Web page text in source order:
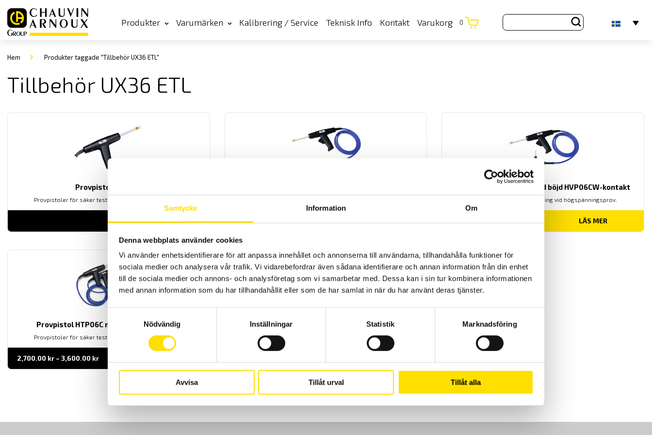
Samtycke Information Om
Denna webbplats använder cookies
Vi använder enhetsidentifierare för att anpassa innehållet och annonserna till användarna, tillhandahålla funktioner för
sociala medier och analysera vår trafik. Vi vidarebefordrar även sådana identifierare och annan information från din enhet
till de sociala medier och annons- och analysföretag som vi samarbetar med. Dessa kan i sin tur kombinera informationen
med annan information som du har tillhandahållit eller som de har samlat in när du har använt deras tjänster.
Nödvändig
Inställningar Statistik Marknadsföring
Avvisa Tillåt urval Tillåt alla
Produkter Varumärken Kalibrering / Service Teknisk Info Kontakt Varukorg 0
Hem Produkter taggade "Tillbehör UX36 ETL"
Tillbehör UX36 ETL
Provpistol HTP06C
Provpistoler för säker testning vid högspänningsprov.
LÄS MER
Provpistol HTP06CW med böjd HVP06CW-kontakt
Provpistoler för säker testning vid högspänningsprov.
LÄS MER
Provpistol HTP06C med HVP06C-kontakt
Provpistoler för säker testning vid högspänningsprov.
2,700.00 kr – 3,600.00 krPrisintervall:
2,700.00 kr
till